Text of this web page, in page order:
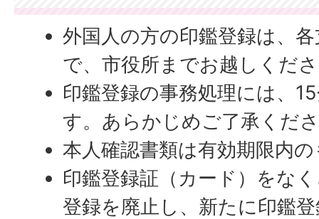
外国人の方の印鑑登録は、
で、市役所までお越しくだ
印鑑登録の事務処理には、
す。あらかじめご了承くだ
本人確認書類は有効期限内
印鑑登録証（カード）をな
登録を廃止し、新たに印鑑